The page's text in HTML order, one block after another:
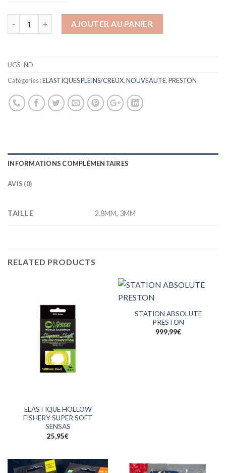
AJOUTER AU PANIER
UGS :ND
Catégories :ELASTIQUES PLEINS/CREUX,NOUVEAUTE,PRESTON
INFORMATIONS COMPLÉMENTAIRES
AVIS (0)
TAILLE 2.8MM, 3MM
RELATED PRODUCTS
ELASTIQUE HOLLOW
FISHERY SUPER SOFT
SENSAS
25,95€
STATION ABSOLUTE
PRESTON
999,99€